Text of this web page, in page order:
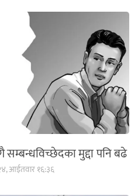
सम्बन्धविच्छेदका मुद्दा पनि बढे
आईतवार १६:३६